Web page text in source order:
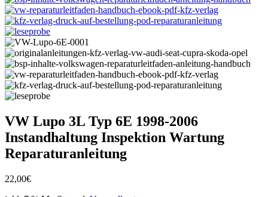
VW Lupo 3L Typ 6E 1998-2006
Instandhaltung Inspektion Wartung
Reparaturanleitung
22,00€